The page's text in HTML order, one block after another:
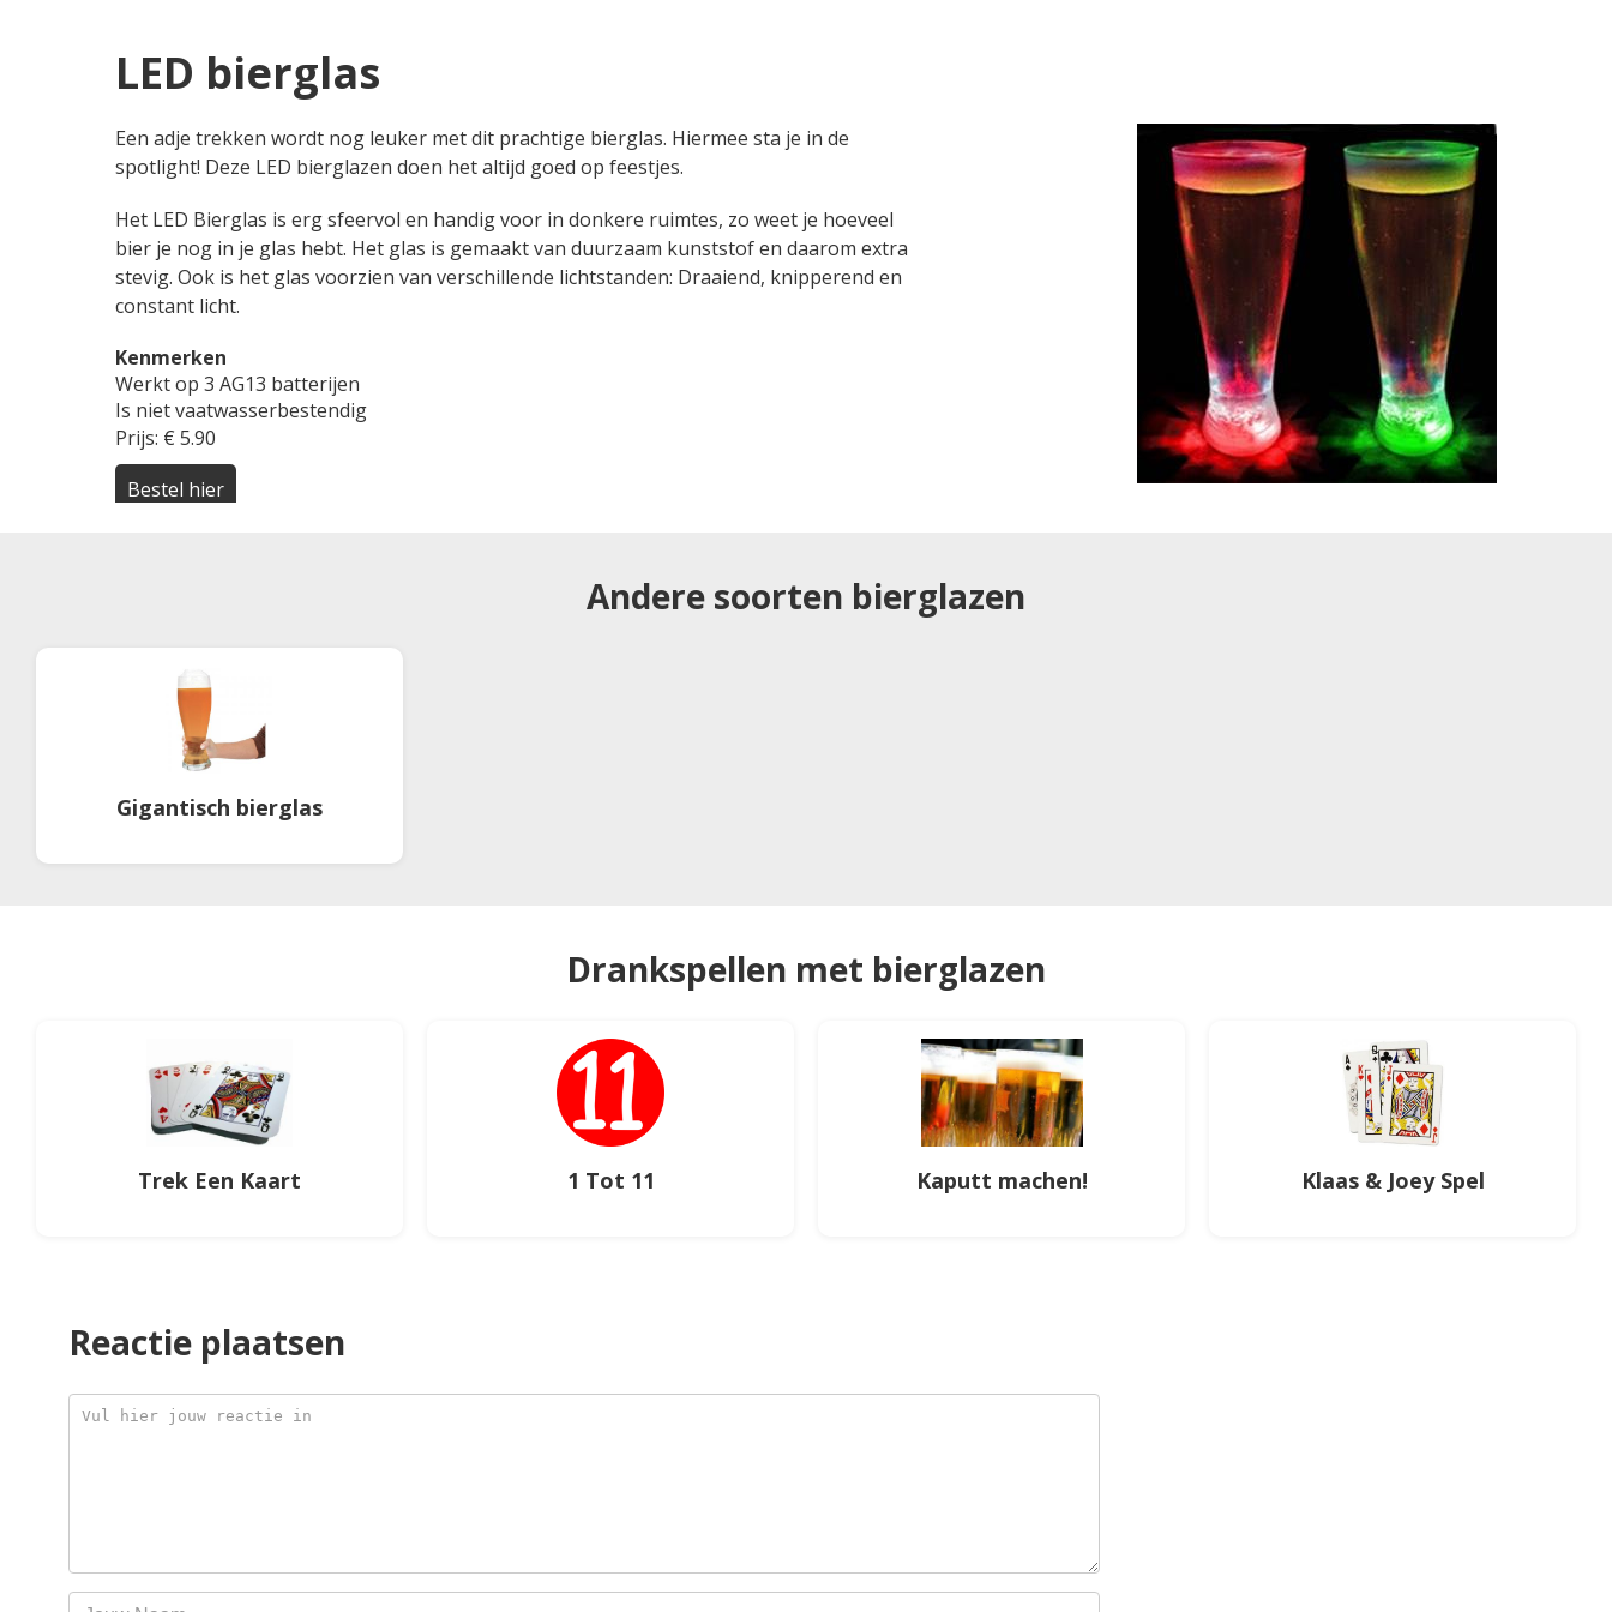
LED bierglas
Een adje trekken wordt nog leuker met dit prachtige bierglas. Hiermee sta je in de
spotlight! Deze LED bierglazen doen het altijd goed op feestjes.
Het LED Bierglas is erg sfeervol en handig voor in donkere ruimtes, zo weet je hoeveel
bier je nog in je glas hebt. Het glas is gemaakt van duurzaam kunststof en daarom extra
stevig. Ook is het glas voorzien van verschillende lichtstanden: Draaiend, knipperend en
constant licht.
Kenmerken
Werkt op 3 AG13 batterijen
Is niet vaatwasserbestendig
Prijs: € 5.90
Bestel hier
Andere soorten bierglazen
Gigantisch bierglas
Drankspellen met bierglazen
Trek Een Kaart 1 Tot 11 Kaputt machen! Klaas & Joey Spel
Reactie plaatsen